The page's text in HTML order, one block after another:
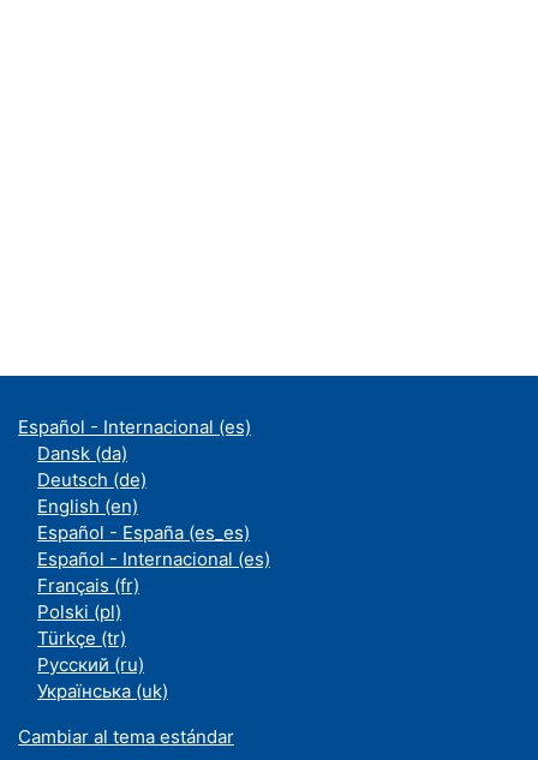
Español - Internacional ‎(es)‎
Dansk ‎(da)‎
Deutsch ‎(de)‎
English ‎(en)‎
Español - España ‎(es_es)‎
Español - Internacional ‎(es)‎
Français ‎(fr)‎
Polski ‎(pl)‎
Türkçe ‎(tr)‎
Русский ‎(ru)‎
Українська ‎(uk)‎
Cambiar al tema estándar